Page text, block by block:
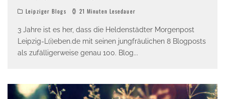
Leipziger Blogs 21 Minuten Lesedauer
3 Jahre ist es her, dass die Heldenstädter Morgenpost
Leipzig-L(i)eben.de mit seinen jungfräulichen 8 Blogposts
als zufälligerweise genau 100. Blog...